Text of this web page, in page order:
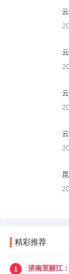
精彩推荐
1
济南至丽江